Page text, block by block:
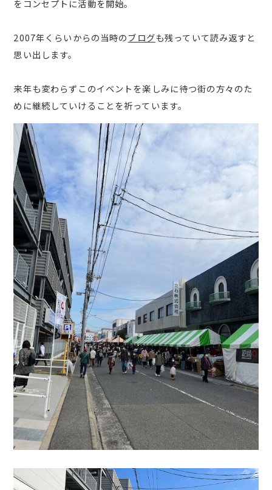
をコンセプトに活動を開始。
2007年くらいからの当時のブログも残っていて読み返すと
思い出します。
来年も変わらずこのイベントを楽しみに待つ街の方々のた
めに継続していけることを祈っています。